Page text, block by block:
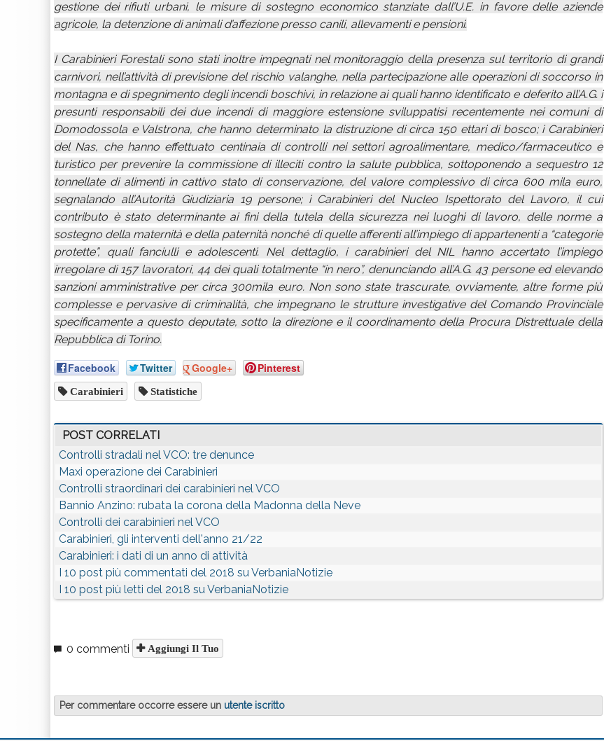
gestione dei rifiuti urbani, le misure di sostegno economico stanziate dall’U.E. in favore delle aziende
agricole, la detenzione di animali d’affezione presso canili, allevamenti e pensioni.
I Carabinieri Forestali sono stati inoltre impegnati nel monitoraggio della presenza sul territorio di grandi
carnivori, nell’attività di previsione del rischio valanghe, nella partecipazione alle operazioni di soccorso in
montagna e di spegnimento degli incendi boschivi, in relazione ai quali hanno identificato e deferito all’A.G. i
presunti responsabili dei due incendi di maggiore estensione sviluppatisi recentemente nei comuni di
Domodossola e Valstrona, che hanno determinato la distruzione di circa 150 ettari di bosco; i Carabinieri
del Nas, che hanno effettuato centinaia di controlli nei settori agroalimentare, medico/farmaceutico e
turistico per prevenire la commissione di illeciti contro la salute pubblica, sottoponendo a sequestro 12
tonnellate di alimenti in cattivo stato di conservazione, del valore complessivo di circa 600 mila euro,
segnalando all’Autorità Giudiziaria 19 persone; i Carabinieri del Nucleo Ispettorato del Lavoro, il cui
contributo è stato determinante ai fini della tutela della sicurezza nei luoghi di lavoro, delle norme a
sostegno della maternità e della paternità nonché di quelle afferenti all’impiego di appartenenti a “categorie
protette”, quali fanciulli e adolescenti. Nel dettaglio, i carabinieri del NIL hanno accertato l’impiego
irregolare di 157 lavoratori, 44 dei quali totalmente “in nero”, denunciando all’A.G. 43 persone ed elevando
sanzioni amministrative per circa 300mila euro. Non sono state trascurate, ovviamente, altre forme più
complesse e pervasive di criminalità, che impegnano le strutture investigative del Comando Provinciale
specificamente a questo deputate, sotto la direzione e il coordinamento della Procura Distrettuale della
Repubblica di Torino.
Facebook Twitter Google+ Pinterest
Carabinieri Statistiche
POST CORRELATI
Controlli stradali nel VCO: tre denunce
Maxi operazione dei Carabinieri
Controlli straordinari dei carabinieri nel VCO
Bannio Anzino: rubata la corona della Madonna della Neve
Controlli dei carabinieri nel VCO
Carabinieri, gli interventi dell'anno 21/22
Carabinieri: i dati di un anno di attività
I 10 post più commentati del 2018 su VerbaniaNotizie
I 10 post più letti del 2018 su VerbaniaNotizie
0 commenti Aggiungi Il Tuo
Per commentare occorre essere un utente iscritto